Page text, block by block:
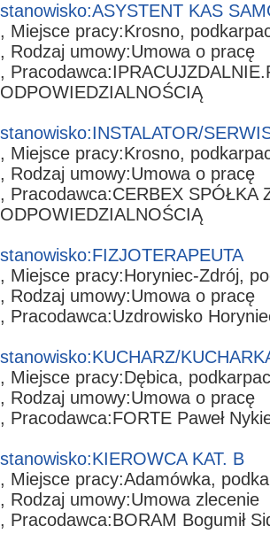
stanowisko:ASYSTENT KAS
, Miejsce pracy:Krosno,
, Rodzaj umowy:Umowa o pracę
, Pracodawca:
ODPOWIEDZIALNOŚCIĄ
stanowisko:INSTALATOR/
, Miejsce pracy:Krosno,
, Rodzaj umowy:Umowa o pracę
, Pracodawca:CERBEX SPÓŁKA
ODPOWIEDZIALNOŚCIĄ
stanowisko:FIZJOTERAPEUTA
, Miejsce pracy:Horyniec-Zdrój,
, Rodzaj umowy:Umowa o pracę
, Pracodawca:Uzdrowisko
stanowisko:KUCHARZ/
, Miejsce pracy:Dębica,
, Rodzaj umowy:Umowa o pracę
, Pracodawca:FORTE Paweł
stanowisko:KIEROWCA KAT. B
, Miejsce pracy:Adamówka,
, Rodzaj umowy:Umowa zlecenie
, Pracodawca:BORAM Bogumił